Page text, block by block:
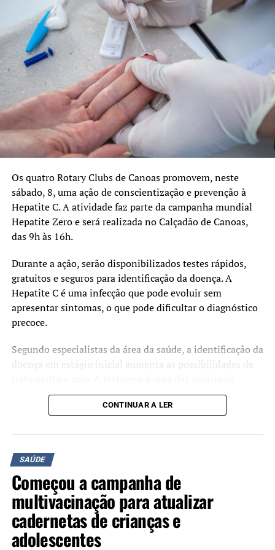
Senador Paulo Paim destina emenda parlamentar de R$ 2,2
milhões ao Hospital Universitário de Canoas
NÃO SE ESQUEÇA
Rio Grande do Sul confirma primeiro óbito por dengue em
2026
Os quatro Rotary Clubs de Canoas promovem, neste
sábado, 8, uma ação de conscientização e prevenção à
Hepatite C. A atividade faz parte da campanha mundial
Hepatite Zero e será realizada no Calçadão de Canoas,
das 9h às 16h.
Durante a ação, serão disponibilizados testes rápidos,
gratuitos e seguros para identificação da doença. A
Hepatite C é uma infecção que pode evoluir sem
apresentar sintomas, o que pode dificultar o diagnóstico
precoce.
Segundo especialistas da área da saúde, a identificação da
doença em estágio inicial aumenta as possibilidades de
formas de detectar a infecção e encaminhar os pacientes
para acompanhamento adequado.
A iniciativa é organizada pelos Rotary Clubs Canoas
Industrial, Canoas, Canoas Nordeste e Canoas
Integração, com o objetivo de ampliar o acesso à
informação e estimular a realização do diagnóstico.
CONTINUAR A LER
SAÚDE
Começou a campanha de
multivacinação para atualizar
cadernetas de crianças e
adolescentes